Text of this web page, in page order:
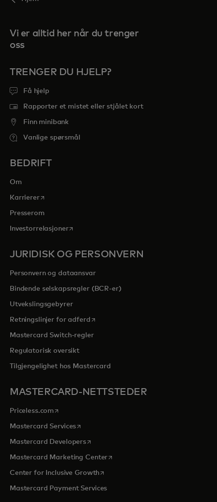
Vi er alltid her når du trenger
oss
TRENGER DU HJELP?
Få hjelp
Rapporter et mistet eller stjålet kort
Finn minibank
Vanlige spørsmål
BEDRIFT
Om
Karriereropens in a new tab
Presserom
Investorrelasjoneropens in a new tab
JURIDISK OG PERSONVERN
Personvern og dataansvar
Bindende selskapsregler (BCR-er)
Utvekslingsgebyrer
Retningslinjer for adferdopens in a new tab
Mastercard Switch-regler
Regulatorisk oversikt
Tilgjengelighet hos Mastercard
MASTERCARD-NETTSTEDER
Priceless.com opens in a new tab
Mastercard Servicesopens in a new tab
Mastercard Developersopens in a new tab
Mastercard Marketing Centeropens in a new tab
Center for Inclusive Growthopens in a new tab
Mastercard Payment Services